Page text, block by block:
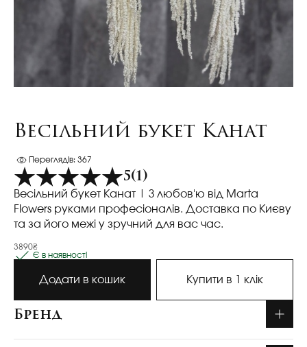
Весільний букет Канат
Переглядів: 367
5(1)
Весільний букет Канат
| З любов'ю від Marta
Flowers руками професіоналів. Доставка по Києву
та за його межі у зручний для вас час.
3890₴
Є в наявності
Додати в кошик Купити в 1 клік
Бренд